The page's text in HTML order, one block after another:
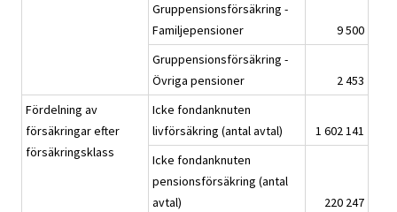
Gruppensionsförsäkring -
Familjepensioner
9 500
Gruppensionsförsäkring -
Övriga pensioner
2 453
Fördelning av
försäkringar efter
försäkringsklass
Icke fondanknuten
livförsäkring (antal avtal)
1 602 141
Icke fondanknuten
pensionsförsäkring (antal
avtal)
220 247